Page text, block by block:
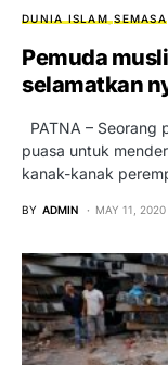
DUNIA ISLAM SEMASA
Pemuda
selamatkan
PATNA – Seorang
puasa untuk
kanak-kanak
BY ADMIN MAY 11, 2020